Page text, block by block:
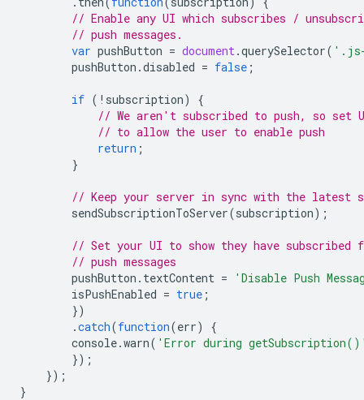
// Enable any UI which subscribes /
// push messages.
var pushButton = document .querySelector( '.js-
pushButton .disabled = false ;
if ( ! subscription)
{
// We aren't subscribed to push, so set
// to allow the user to enable push
return ;
}
// Keep your server in sync with the latest
sendSubscriptionToServer(subscription);
// Set your UI to show they have subscribed
// push messages
pushButton . textContent =
'Disable Push
isPushEnabled = true ;
})
.catch(function(err)
{
console.warn( 'Error during
});
});
}